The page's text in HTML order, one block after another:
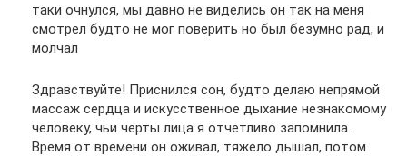
таки очнулся, мы давно не виделись он так на меня
смотрел будто не мог поверить но был безумно рад, и
молчал
Здравствуйте! Приснился сон, будто делаю непрямой
массаж сердца и искусственное дыхание незнакомому
человеку, чьи черты лица я отчетливо запомнила.
Время от времени он оживал, тяжело дышал, потом